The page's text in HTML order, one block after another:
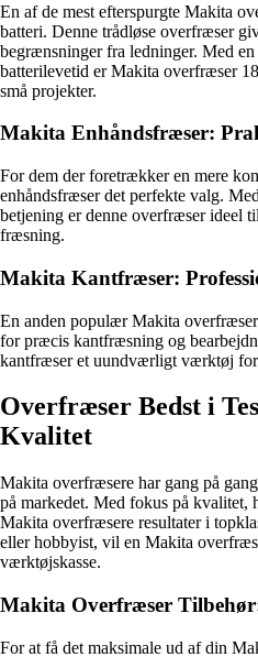
En af de mest efterspurgte Makita
batteri. Denne trådløse overfræser
begrænsninger fra ledninger. Med
batterilevetid er Makita overfræser
små projekter.
Makita Enhåndsfræser:
For dem der foretrækker en mere
enhåndsfræser det perfekte valg.
betjening er denne overfræser ideel
fræsning.
Makita Kantfræser:
En anden populær Makita
for præcis kantfræsning og
kantfræser et uundværligt værktøj for
Overfræser Bedst i
Kvalitet
Makita overfræsere har gang på
på markedet. Med fokus på kvalitet,
Makita overfræsere resultater i
eller hobbyist, vil en Makita
værktøjskasse.
Makita Overfræser
For at få det maksimale ud af din